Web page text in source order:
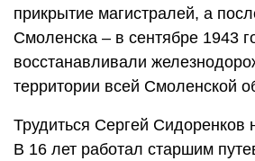
прикрытие магистралей, а
Смоленска – в сентябре 1943
восстанавливали
территории всей Смоленской
Трудиться Сергей Сидоренков
В 16 лет работал старшим